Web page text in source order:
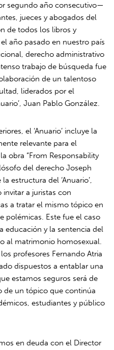
segundo año consecutivo—
jueces y abogados del
de todos los libros y
año pasado en nuestro país
derecho administrativo
trabajo de búsqueda fue
de un talentoso
liderados por el
Juan Pablo González.
el ‘Anuario’ incluye la
relevante para el
obra “From Responsability
del derecho Joseph
estructura del ‘Anuario’,
a juristas con
a tratar el mismo tópico en
polémicas. Este fue el caso
educación y la sentencia del
al matrimonio homosexual.
profesores Fernando Atria
dispuestos a entablar una
estamos seguros será de
de un tópico que continúa
estudiantes y público
en deuda con el Director